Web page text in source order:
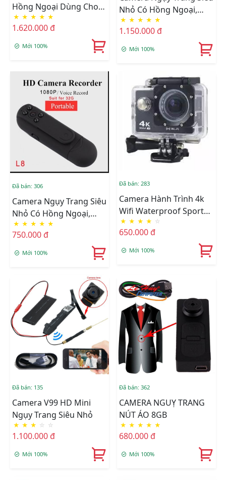
Hồng Ngoại Dùng Cho
Ôtô DAHUA HAC-
HDW1100G-M
★ ★ ★ ★ ★
1.620.000 đ
Mới 100%
Nhỏ Có Hồng Ngoại,
Hình Ảnh 1080P-L8(có
Wifi)
★ ★ ★ ★ ★
1.150.000 đ
Mới 100%
Đã bán: 306
Camera Ngụy Trang Siêu
Nhỏ Có Hồng Ngoại,
Hình Ảnh 1080P-
L8(không Wifi)
★ ★ ★ ★ ★
750.000 đ
Mới 100%
Đã bán: 283
Camera Hành Trình 4k
Wifi Waterproof Sports
WIFI ULTRA - Bp177
★ ★ ★ ★ ☆
650.000 đ
Mới 100%
Đã bán: 135
Camera V99 HD Mini
Ngụy Trang Siêu Nhỏ
★ ★ ★ ☆ ☆
1.100.000 đ
Mới 100%
Đã bán: 362
CAMERA NGUỴ TRANG
NÚT ÁO 8GB
★ ★ ★ ★ ★
680.000 đ
Mới 100%